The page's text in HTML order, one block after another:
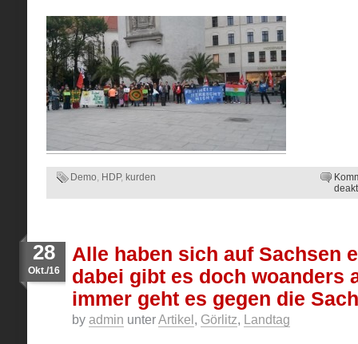
Demo, HDP, kurden
28
Okt./16
Alle haben sich auf Sachsen
dabei gibt es doch woanders
immer geht es gegen die
by admin unterArtikel , Görlitz, Landtag